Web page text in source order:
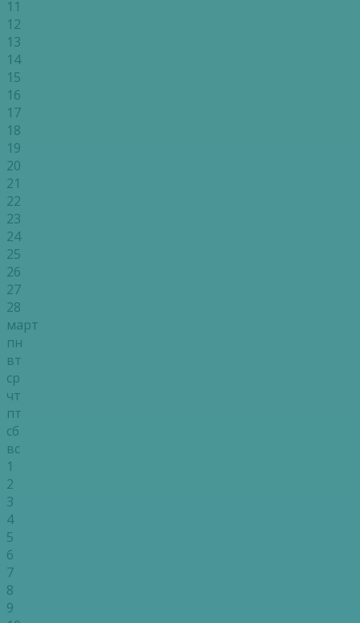
11
12
13
14
15
16
17
18
19
20
21
22
23
24
25
26
27
28
март
пн
вт
ср
чт
пт
сб
вс
1
2
3
4
5
6
7
8
9